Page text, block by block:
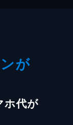
が
ホ代が